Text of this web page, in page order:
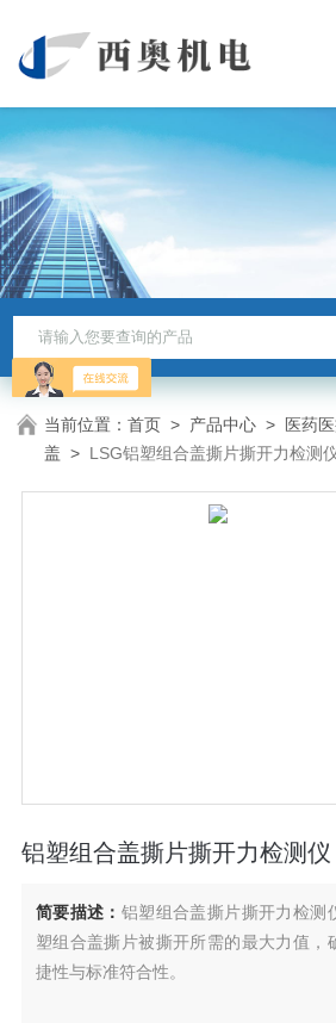
当前位置：首页 > 产品中心 > 医药
盖 > LSG铝塑组合盖撕片撕开力检测
铝塑组合盖撕片撕开力检测仪
简要描述： 铝塑组合盖撕片撕开力检测
塑组合盖撕片被撕开所需的最大力值，
捷性与标准符合性。